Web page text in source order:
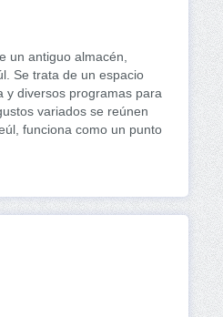
un antiguo almacén,
Se trata de un espacio
y diversos programas para
variados se reúnen
funciona como un punto